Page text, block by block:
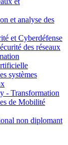
et analyse des
et Cyberdéfense
des réseaux
systèmes
- Transformation
de Mobilité
non diplomant